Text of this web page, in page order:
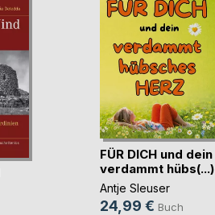
FÜR DICH und dein
verdammt hübs(...)
Antje Sleuser
24,99 € Buch